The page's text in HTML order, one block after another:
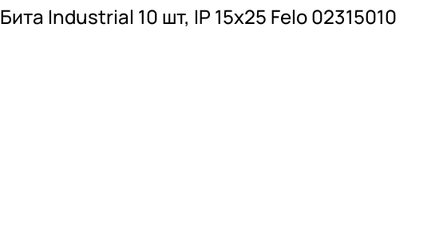
Бита Industrial 10 шт, IP 15x25 Felo 02315010